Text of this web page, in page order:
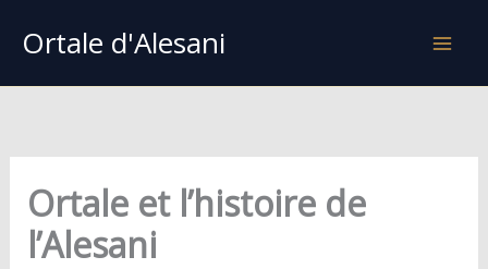
Ortale d'Alesani
Ortale et l’histoire de
l’Alesani